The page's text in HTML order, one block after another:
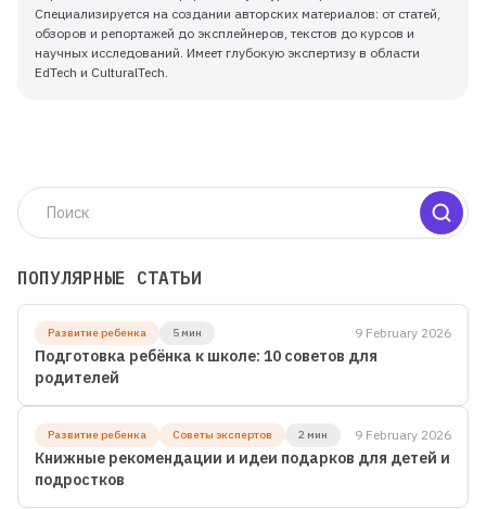
Специализируется на создании авторских материалов: от статей,
обзоров и репортажей до эксплейнеров, текстов до курсов и
научных исследований. Имеет глубокую экспертизу в области
EdTech и CulturalTech.
ПОПУЛЯРНЫЕ СТАТЬИ
Развитие ребенка 5 мин 9 February 2026
Подготовка ребёнка к школе: 10 советов для
родителей
Развитие ребенка Советы экспертов 2 мин 9 February 2026
Книжные рекомендации и идеи подарков для детей и
подростков